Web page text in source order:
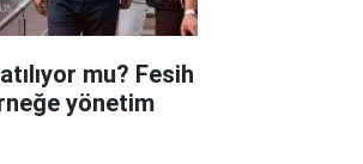
mu? Fesih
yönetim